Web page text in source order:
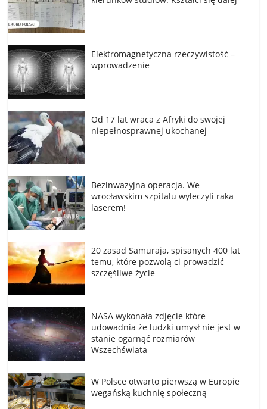
Elektromagnetyczna rzeczywistość –
wprowadzenie
Od 17 lat wraca z Afryki do swojej
niepełnosprawnej ukochanej
Bezinwazyjna operacja. We
wrocławskim szpitalu wyleczyli raka
laserem!
20 zasad Samuraja, spisanych 400 lat
temu, które pozwolą ci prowadzić
szczęśliwe życie
NASA wykonała zdjęcie które
udowadnia że ludzki umysł nie jest w
stanie ogarnąć rozmiarów
Wszechświata
W Polsce otwarto pierwszą w Europie
wegańską kuchnię społeczną